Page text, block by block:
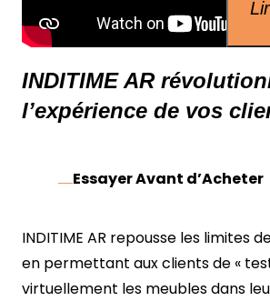
INDITIME AR
l’expérience de vos
Essayer Avant d’Acheter
INDITIME AR repousse les limites
en permettant aux clients de «
virtuellement les meubles dans